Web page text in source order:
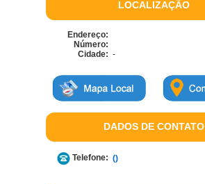
LOCALIZAÇÃO
Endereço:
Número:
Cidade: -
DADOS DE CONTATO
Telefone: ()